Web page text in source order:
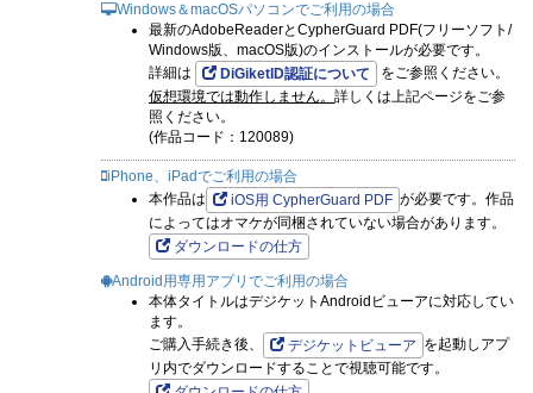
Windows＆macOSパソコンでご利用の場合
最新のAdobeReaderとCypherGuard PDF(フリーソフト/
Windows版、macOS版)のインストールが必要です。
詳細は
DiGiketID認証について
をご参照ください。
仮想環境では動作しません。 詳しくは上記ページをご参
照ください。
(作品コード：120089)
iPhone、iPadでご利用の場合
本作品は
iOS用 CypherGuard PDF が必要です。作品
によってはオマケが同梱されていない場合があります。
ダウンロードの仕方
Android用専用アプリでご利用の場合
本体タイトルはデジケットAndroidビューアに対応してい
ます。
ご購入手続き後、
デジケットビューア を起動しアプ
リ内でダウンロードすることで視聴可能です。